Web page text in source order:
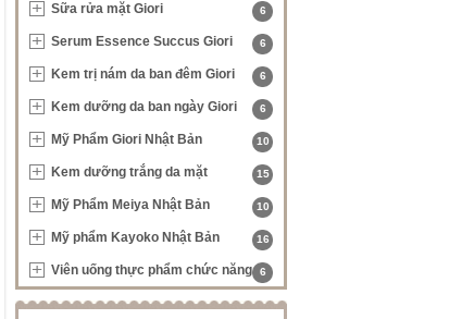
Sữa rửa mặt Giori 6
Serum Essence Succus Giori 6
Kem trị nám da ban đêm Giori 6
Kem dưỡng da ban ngày Giori 6
Mỹ Phẩm Giori Nhật Bản 10
Kem dưỡng trắng da mặt 15
Mỹ Phẩm Meiya Nhật Bản 10
Mỹ phẩm Kayoko Nhật Bản 16
Viên uống thực phẩm chức năng 6